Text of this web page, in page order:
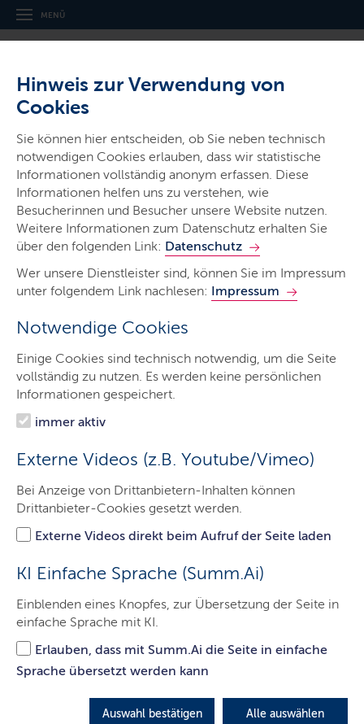
Hinweis zur Verwendung von
Cookies
Sie können hier entscheiden, ob Sie neben technisch
notwendigen Cookies erlauben, dass wir statistische
Informationen vollständig anonym erfassen. Diese
Informationen helfen uns zu verstehen, wie
Besucherinnen und Besucher unsere Website nutzen.
Weitere Informationen zum Datenschutz erhalten Sie
über den folgenden Link: Datenschutz
Wer unsere Dienstleister sind, können Sie im Impressum
unter folgendem Link nachlesen: Impressum
Notwendige Cookies
Einige Cookies sind technisch notwendig, um die Seite
vollständig zu nutzen. Es werden keine persönlichen
Informationen gespeichert.
immer aktiv
Externe Videos (z.B. Youtube/Vimeo)
Bei Anzeige von Drittanbietern-Inhalten können
Drittanbieter-Cookies gesetzt werden.
Externe Videos direkt beim Aufruf der Seite laden
KI Einfache Sprache (Summ.Ai)
Einblenden eines Knopfes, zur Übersetzung der Seite in
einfache Sprache mit KI.
Erlauben, dass mit Summ.Ai die Seite in einfache
Sprache übersetzt werden kann
Auswahl bestätigen Alle auswählen
MENÜ
Amtsgericht Niebüll
Gerichte & Justizbehörden
Start
Das Gericht
Aufgaben
Besucher & Service
Ausbildung & Beruf
Kontakt
Aktuelle Meldungen